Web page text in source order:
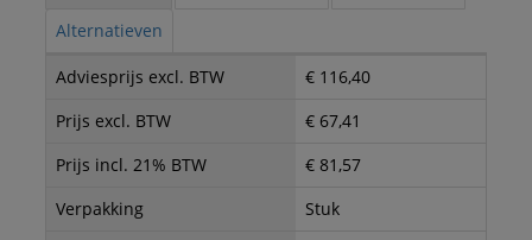
Alternatieven
Adviesprijs excl. BTW
€ 116,40
Prijs excl. BTW
€ 67,41
Prijs incl. 21% BTW
€ 81,57
Verpakking
Stuk